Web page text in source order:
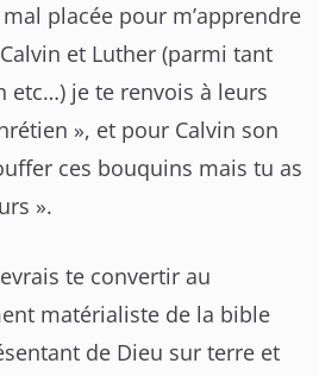
placée pour m’apprendre
et Luther (parmi tant
etc…) je te renvois à leurs
», et pour Calvin son
ces bouquins mais tu as
».
te convertir au
matérialiste de la bible
de Dieu sur terre et